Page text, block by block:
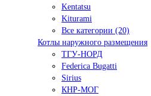
Kentatsu
Kiturami
Все категории (20)
Котлы наружного размещения
ТГУ-НОРД
Federica Bugatti
Sirius
КНР-МОГ